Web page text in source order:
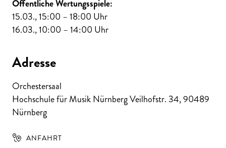
Öffentliche Wertungsspiele:
15.03., 15:00 – 18:00 Uhr
16.03., 10:00 – 14:00 Uhr
Adresse
Orchestersaal
Hochschule für Musik Nürnberg Veilhofstr. 34,90489
Nürnberg
ANFAHRT